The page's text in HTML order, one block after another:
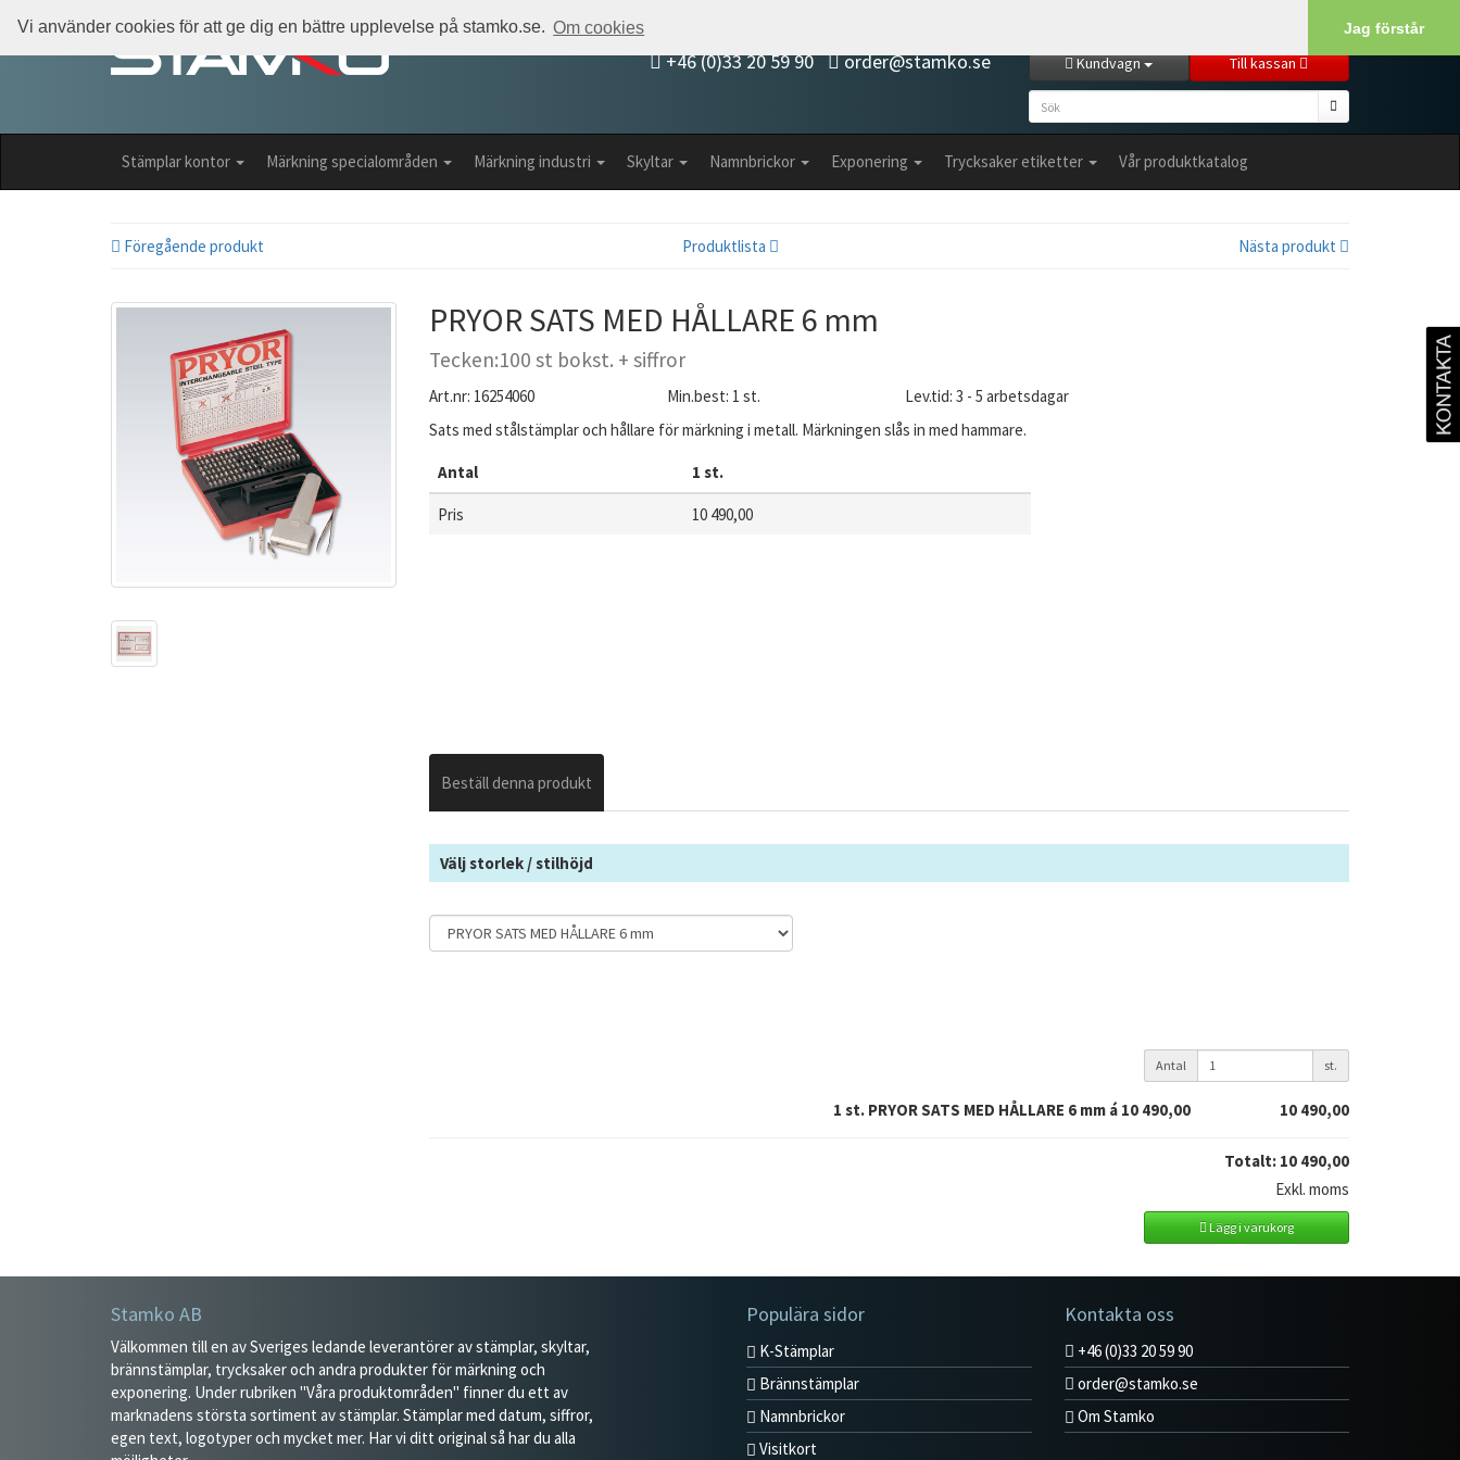
Vi använder cookies för att ge dig en bättre upplevelse på stamko.se. Om cookies Jag förstår
+46 (0)33 20 59 90 order@stamko.se Kundvagn Till kassan
Stämplar kontor Märkning specialområden Märkning industri Skyltar Namnbrickor Exponering Trycksaker etiketter Vår produktkatalog
Föregående produkt Produktlista Nästa produkt
PRYOR SATS MED HÅLLARE 6 mm
Tecken:100 st bokst. + siffror
Art.nr: 16254060 Min.best: 1 st.
Lev.tid: 3 - 5 arbetsdagar
Sats med stålstämplar och hållare för märkning i metall. Märkningen slås in med hammare.
Antal 1 st.
Pris 10 490,00
Beställ denna produkt
Välj storlek / stilhöjd
Antal st.
1 st. PRYOR SATS MED HÅLLARE 6 mm á 10 490,00 10 490,00
Totalt: 10 490,00
Exkl. moms
Lägg i varukorg
Stamko AB
Välkommen till en av Sveriges ledande leverantörer av stämplar, skyltar,
brännstämplar, trycksaker och andra produkter för märkning och
exponering. Under rubriken "Våra produktområden" finner du ett av
marknadens största sortiment av stämplar. Stämplar med datum, siffror,
egen text, logotyper och mycket mer. Har vi ditt original så har du alla
Populära sidor
K-Stämplar
Brännstämplar
Namnbrickor
Visitkort
Kontakta oss
+46 (0)33 20 59 90
order@stamko.se
Om Stamko